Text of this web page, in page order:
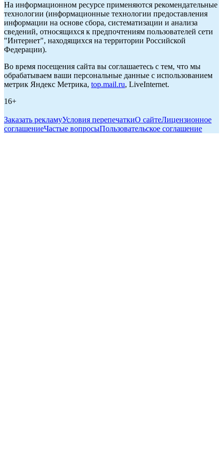
На информационном ресурсе применяются рекомендательные
технологии (информационные технологии предоставления
информации на основе сбора, систематизации и анализа
сведений, относящихся к предпочтениям пользователей сети
"Интернет", находящихся на территории Российской
Федерации).
Во время посещения сайта вы соглашаетесь с тем, что мы
обрабатываем ваши персональные данные с использованием
метрик Яндекс Метрика, top.mail.ru, LiveInternet.
16+
Заказать рекламуУсловия перепечаткиО сайтеЛицензионное
соглашениеЧастые вопросыПользовательское соглашение